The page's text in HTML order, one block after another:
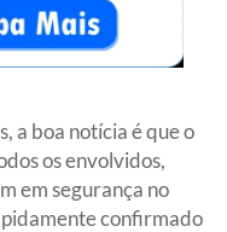
a boa notícia é que o
os envolvidos,
em segurança no
confirmado